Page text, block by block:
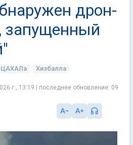
дрон-
запущенный
ЦАХАЛа Хизбалла
г., 13:19 | последнее обновление: 09